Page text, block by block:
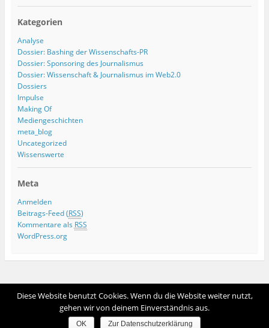
Kategorien
Analyse
Dossier: Bashing der Wissenschafts-PR
Dossier: Sponsoring des Journalismus
Dossier: Wissenschaft & Journalismus im Web2.0
Dossiers
Impulse
Making Of
Mediengeschichten
meta_blog
Uncategorized
Wissenswerte
Meta
Anmelden
Beitrags-Feed (RSS)
Kommentare als RSS
WordPress.org
Proudly powered by WordPress
Diese Website benutzt Cookies. Wenn du die Website weiter nutzt,
gehen wir von deinem Einverständnis aus.
OK Zur Datenschutzerklärung